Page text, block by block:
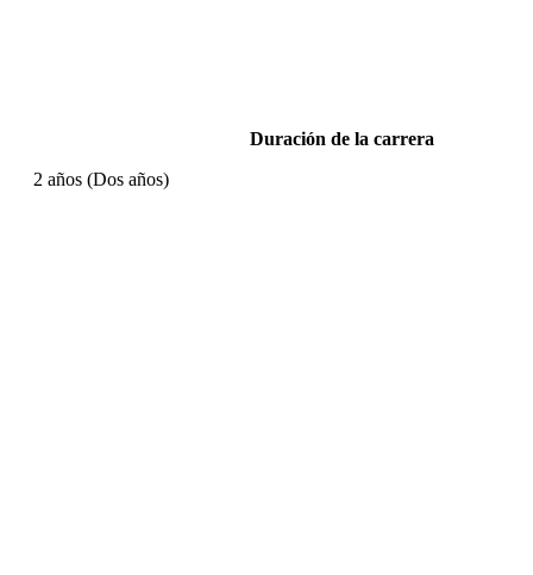
Duración de la carrera
2 años (Dos años)